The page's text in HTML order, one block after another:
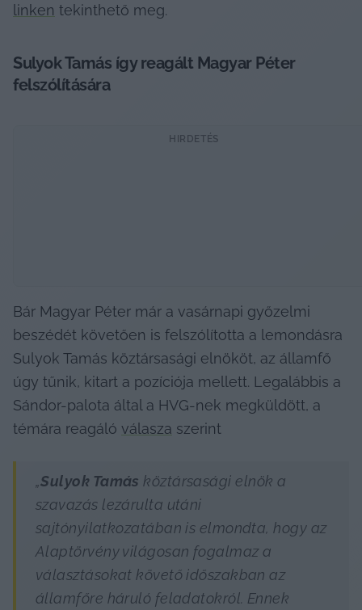
linken tekinthető meg.
Sulyok Tamás így reagált Magyar Péter
felszólítására
HIRDETÉS
Bár Magyar Péter már a vasárnapi győzelmi
beszédét követően is felszólította a lemondásra
Sulyok Tamás köztársasági elnököt, az államfő
úgy tűnik, kitart a pozíciója mellett. Legalábbis a
Sándor-palota által a HVG-nek megküldött, a
témára reagáló válasza szerint
„Sulyok Tamás köztársasági elnök a
szavazás lezárulta utáni
sajtónyilatkozatában is elmondta, hogy az
Alaptörvény világosan fogalmaz a
választásokat követő időszakban az
államfőre háruló feladatokról. Ennek